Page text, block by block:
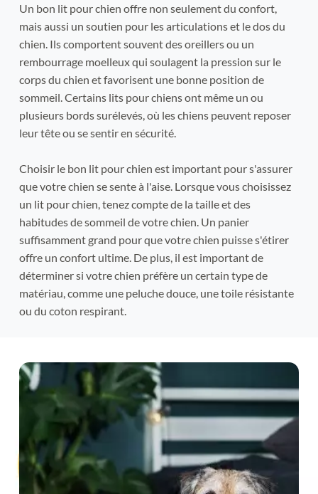
Un bon lit pour chien offre non seulement du confort,
mais aussi un soutien pour les articulations et le dos du
chien. Ils comportent souvent des oreillers ou un
rembourrage moelleux qui soulagent la pression sur le
corps du chien et favorisent une bonne position de
sommeil. Certains lits pour chiens ont même un ou
plusieurs bords surélevés, où les chiens peuvent reposer
leur tête ou se sentir en sécurité.
Choisir le bon lit pour chien est important pour s'assurer
que votre chien se sente à l'aise. Lorsque vous choisissez
un lit pour chien, tenez compte de la taille et des
habitudes de sommeil de votre chien. Un panier
suffisamment grand pour que votre chien puisse s'étirer
offre un confort ultime. De plus, il est important de
déterminer si votre chien préfère un certain type de
matériau, comme une peluche douce, une toile résistante
ou du coton respirant.